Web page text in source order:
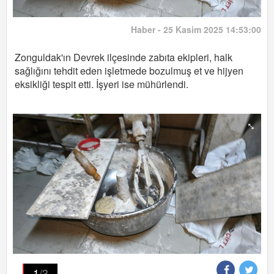
Haber - 25 Kasim 2025 14:53:00
Zonguldak'ın Devrek ilçesinde zabıta ekipleri, halk
sağlığını tehdit eden işletmede bozulmuş et ve hijyen
eksikliği tespit etti. İşyeri ise mühürlendi.